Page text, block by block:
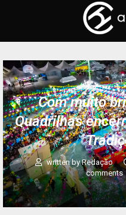
Com muito
Quadrilhas
written byRedação
comments